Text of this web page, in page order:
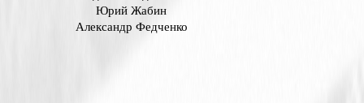
07.11.2024
Rd1 Silverstone / Сильверстоун